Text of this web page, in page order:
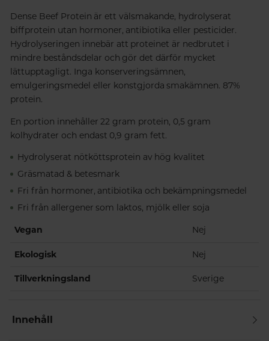
Dense Beef Protein är ett välsmakande, hydrolyserat
biffprotein utan hormoner, antibiotika eller pesticider.
Hydrolyseringen innebär att proteinet är nedbrutet i
mindre beståndsdelar och gör det därför mycket
lättupptagligt. Inga konserveringsämnen,
emulgeringsmedel eller konstgjorda smakämnen. 87%
protein.
En portion innehåller 22 gram protein, 0,5 gram
kolhydrater och endast 0,9 gram fett.
Hydrolyserat nötköttsprotein av hög kvalitet
Gräsmatad & betesmark
Fri från hormoner, antibiotika och bekämpningsmedel
Fri från allergener som laktos, mjölk eller soja
Vegan Nej
Ekologisk Nej
Tillverkningsland Sverige
Innehåll